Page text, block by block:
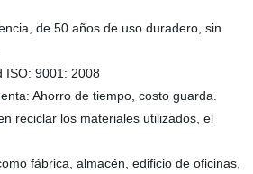
de 50 años de uso duradero, sin
ISO: 9001: 2008
Ahorro de tiempo, costo guarda.
reciclar los materiales utilizados, el
fábrica, almacén, edificio de oficinas,